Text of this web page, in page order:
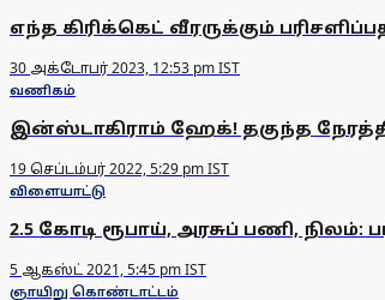
எந்த கிரிக்கெட் வீரருக்கும்
30 அக்டோபர் 2023, 12:53 pm IST
வணிகம்
இன்ஸ்டாகிராம் ஹேக்! தகுந்த
19 செப்டம்பர் 2022, 5:29 pm IST
விளையாட்டு
2.5 கோடி ரூபாய், அரசுப் பணி,
5 ஆகஸ்ட் 2021, 5:45 pm IST
ஞாயிறு கொண்டாட்டம்